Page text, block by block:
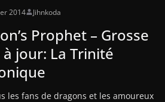
2014 Jihnkoda
Prophet – Grosse
à jour: La Trinité
les fans de dragons et les amoureux